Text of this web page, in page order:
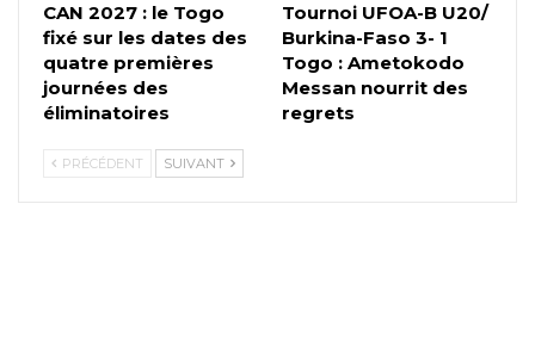
CAN 2027 : le Togo
fixé sur les dates des
quatre premières
journées des
éliminatoires
Tournoi UFOA-B U20/
Burkina-Faso 3- 1
Togo : Ametokodo
Messan nourrit des
regrets
PRÉCÉDENT SUIVANT